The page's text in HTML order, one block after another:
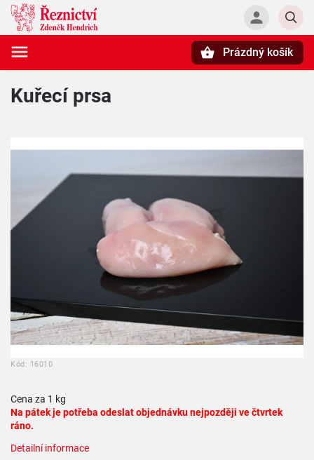
Prázdný košík
Kuřecí prsa
Kód: 16010
Cena za 1 kg
Na pátek je potřeba odeslat objednávku nejpozději ve čtvrtek
ráno.
Detailní informace